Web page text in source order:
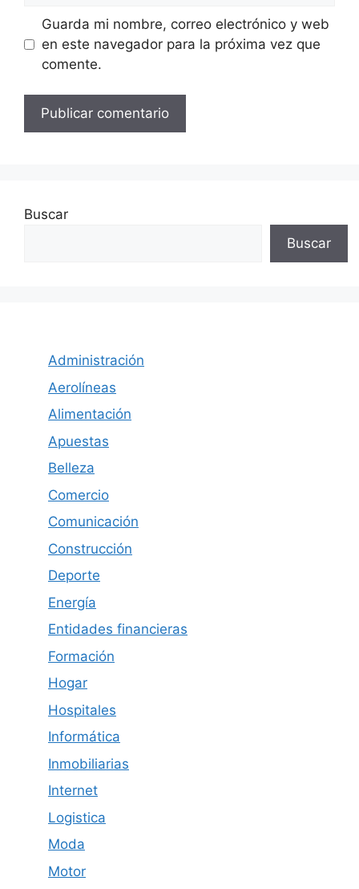
Guarda mi nombre, correo electrónico y web
en este navegador para la próxima vez que
comente.
Buscar
Buscar
Administración
Aerolíneas
Alimentación
Apuestas
Belleza
Comercio
Comunicación
Construcción
Deporte
Energía
Entidades financieras
Formación
Hogar
Hospitales
Informática
Inmobiliarias
Internet
Logistica
Moda
Motor